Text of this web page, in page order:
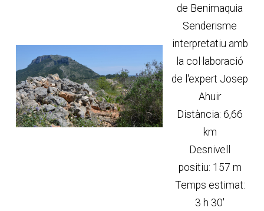
de Benimaquia
Senderisme
interpretatiu amb
la col·laboració
de l'expert Josep
Ahuir
Distància: 6,66
km
Desnivell
positiu: 157 m
Temps estimat:
3 h 30'